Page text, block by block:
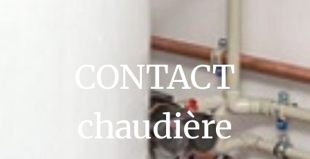
CONTACT
chaudière